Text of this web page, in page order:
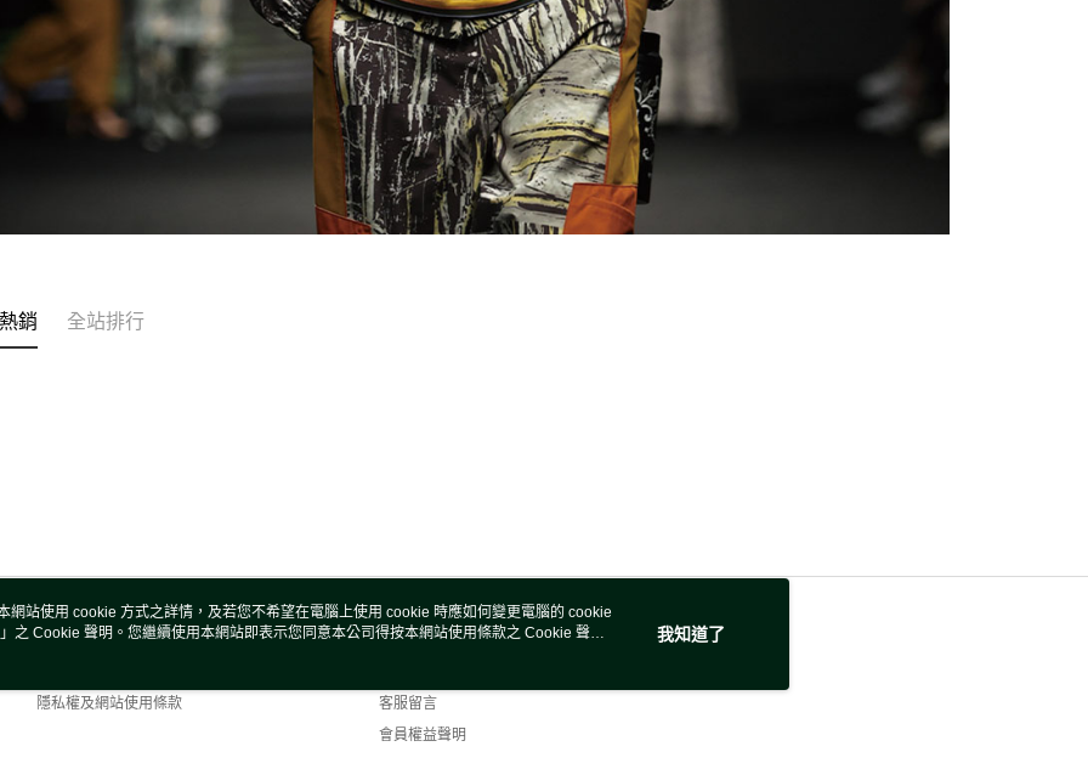
銷 全站排行
關於我們
隱私權及網站使用條款
客服資訊
客服留言
會員權益聲明
網站使用 cookie 方式之詳情，及若您不希望在電腦上使用 cookie 時應如何變更電腦的 cookie
」之 Cookie 聲明。您繼續使用本網站即表示您同意本公司得按本網站使用條款之 Cookie 聲明
我知道了